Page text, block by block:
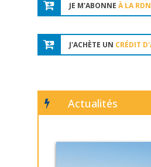
JE M'ABONNE À LA RDN
J'ACHÈTE UN CRÉDIT
Actualités